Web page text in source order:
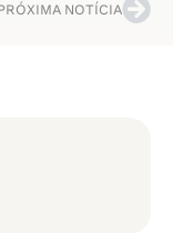
NOTÍCIA